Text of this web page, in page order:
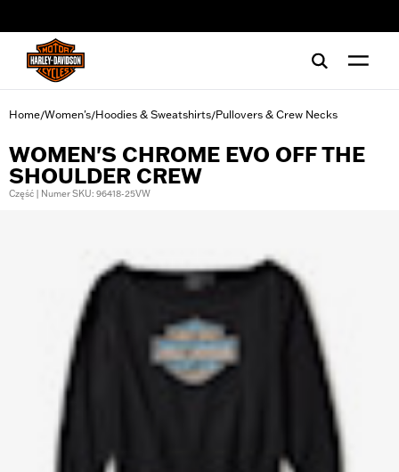
Home/Women's/Hoodies & Sweatshirts/Pullovers & Crew Necks
WOMEN'S CHROME EVO OFF THE
SHOULDER CREW
Część | Numer SKU: 96418-25VW